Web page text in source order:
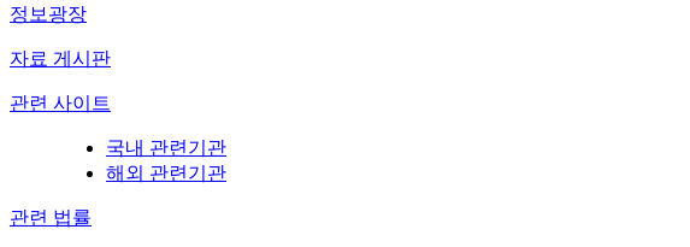
정보광장
자료 게시판
관련 사이트
국내 관련기관
해외 관련기관
관련 법률